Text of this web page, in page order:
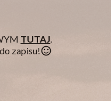
TUTAJ.
zapisu!